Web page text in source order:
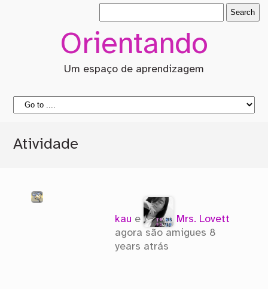
Orientando
Um espaço de aprendizagem
Atividade
kau e
Mrs. Lovett
agora são amigues 8
years atrás